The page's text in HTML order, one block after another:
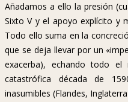
Añadamos a ello la presión
Sixto V y el apoyo explícito y
Todo ello suma en la
que se deja llevar por un
exacerba), echando todo
catastrófica década de
inasumibles (Flandes,